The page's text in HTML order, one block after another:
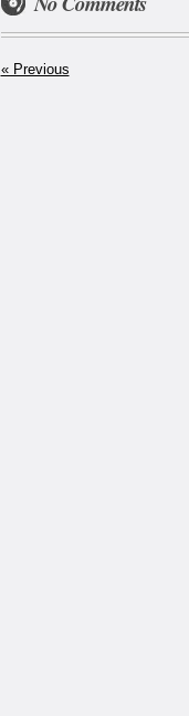
« Previous